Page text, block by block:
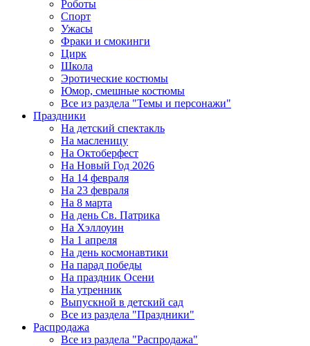
Роботы
Спорт
Ужасы
Фраки и смокинги
Цирк
Школа
Эротические костюмы
Юмор, смешные костюмы
Все из раздела "Темы и персонажи"
Праздники
На детский спектакль
На масленицу
На Октоберфест
На Новый Год 2026
На 14 февраля
На 23 февраля
На 8 марта
На день Св. Патрика
На Хэллоуин
На 1 апреля
На день космонавтики
На парад победы
На праздник Осени
На утренник
Выпускной в детский сад
Все из раздела "Праздники"
Распродажа
Все из раздела "Распродажа"